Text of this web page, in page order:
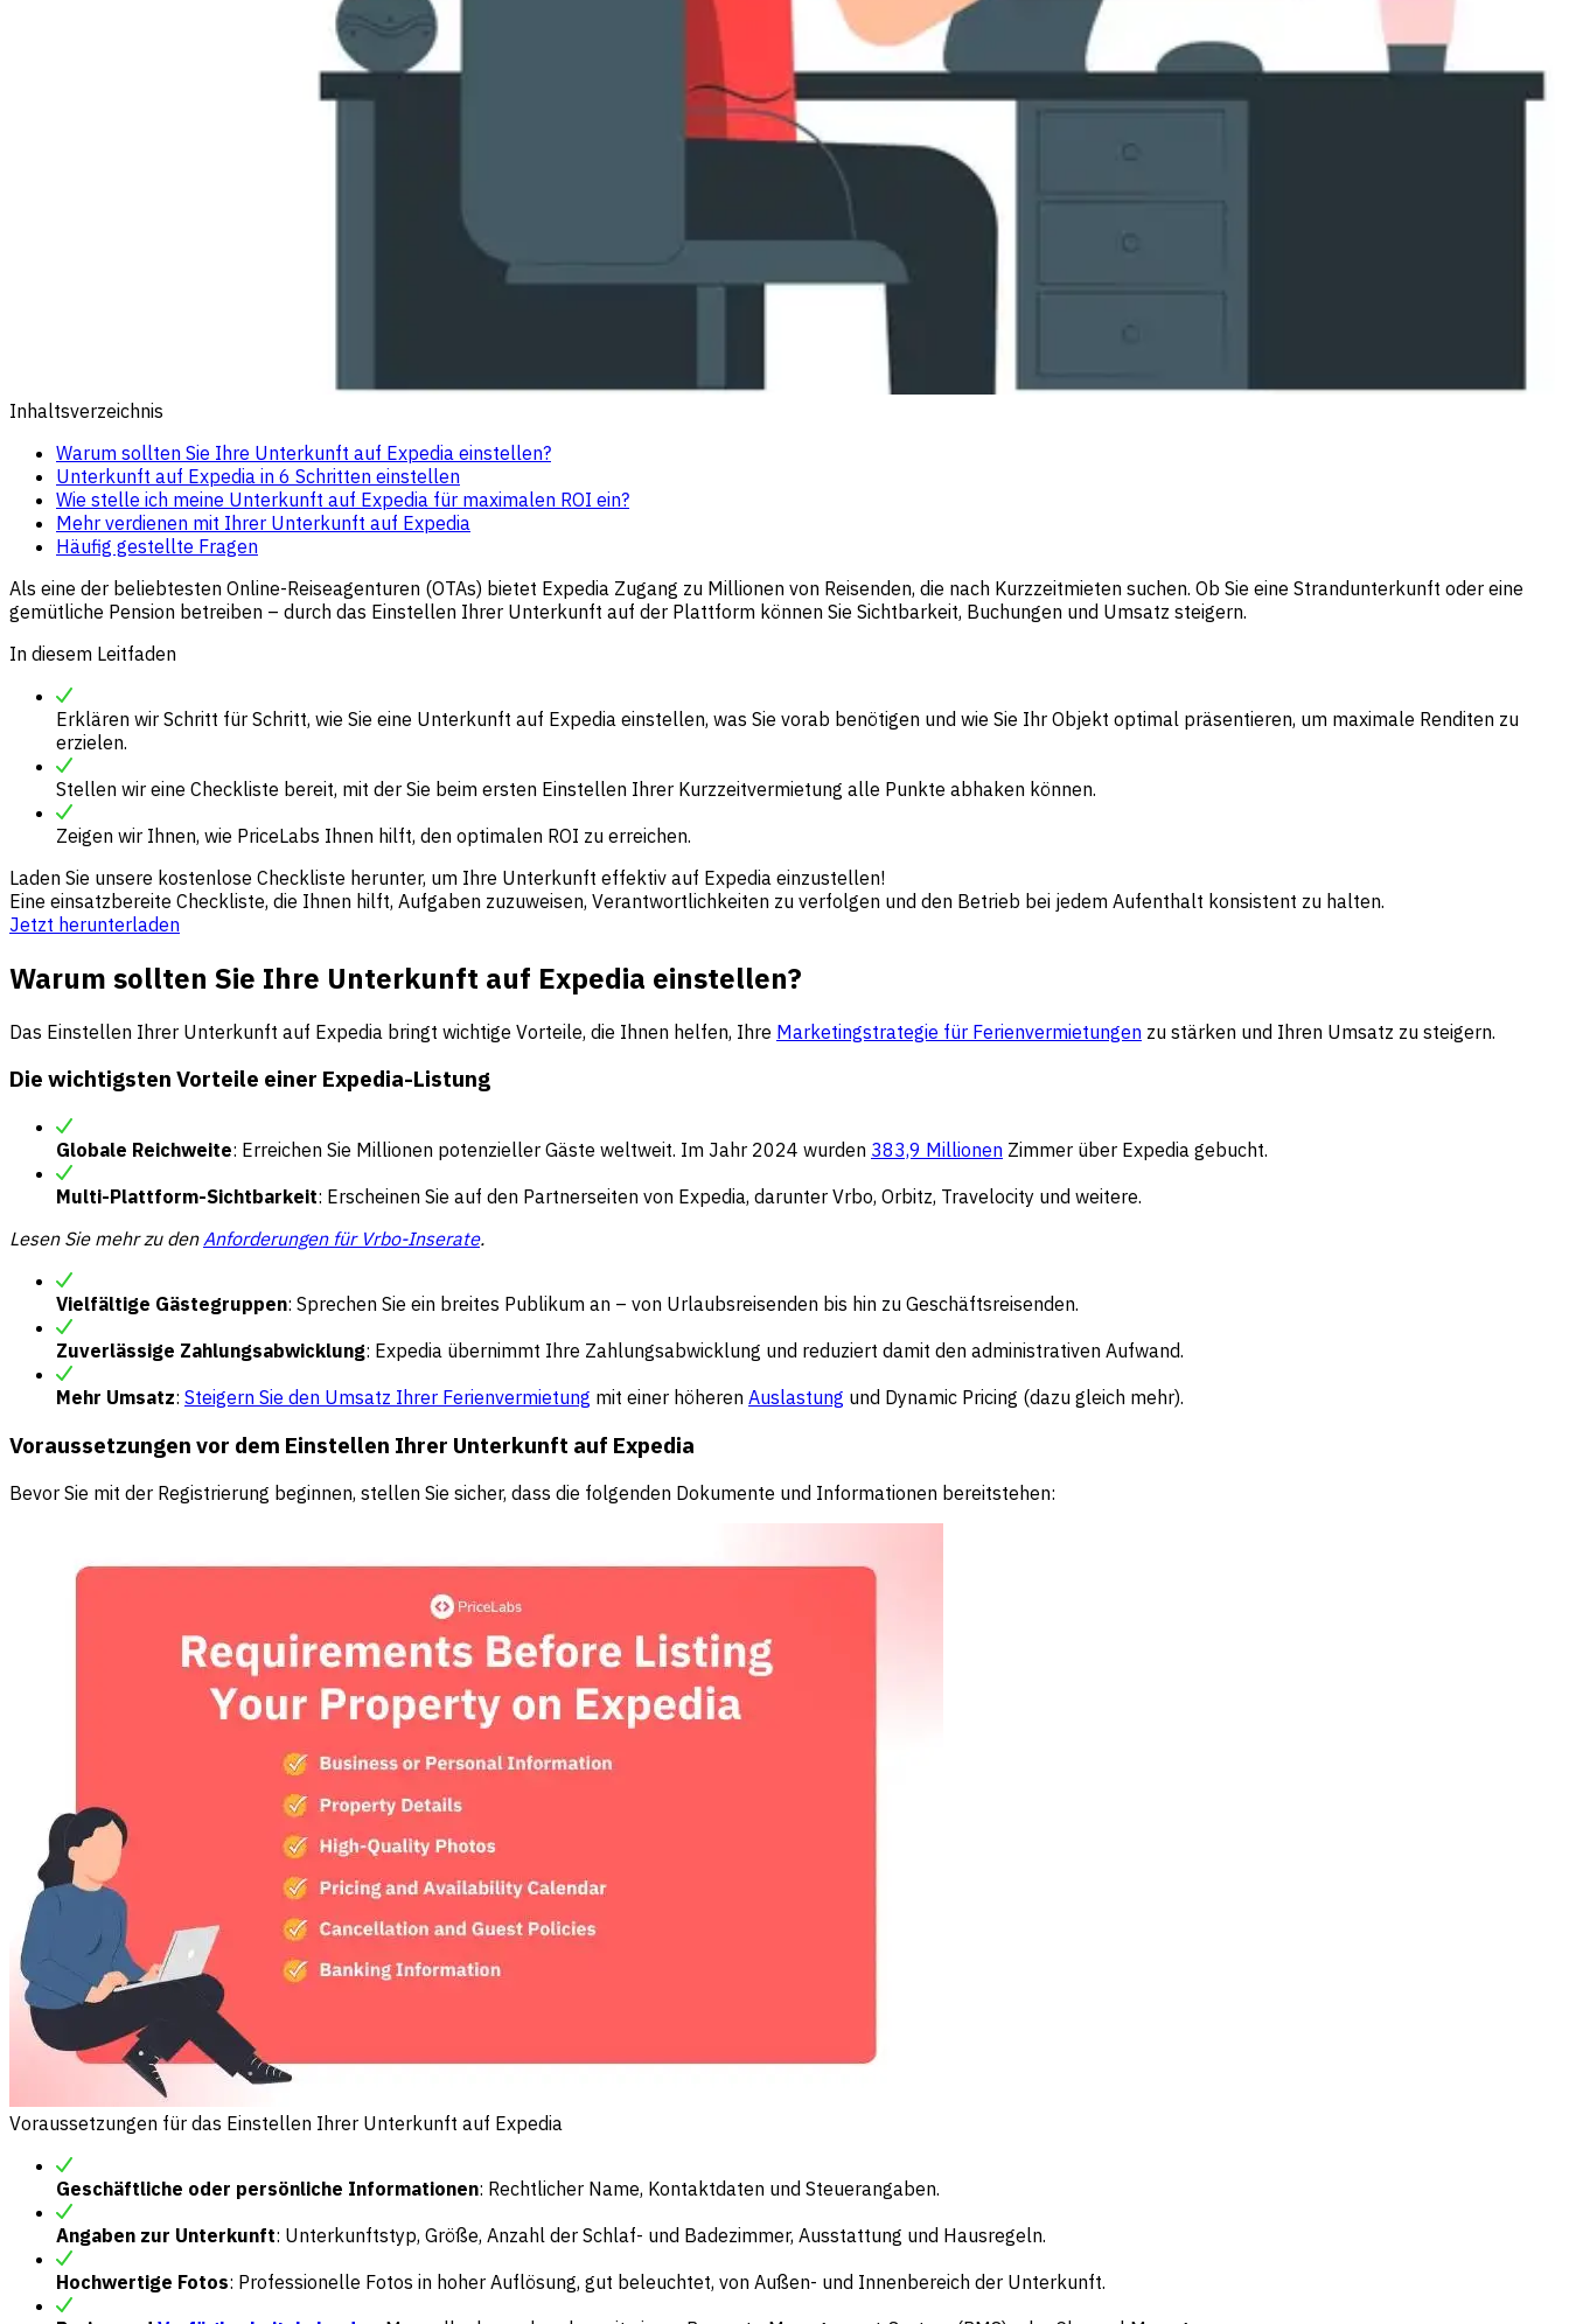
Inhaltsverzeichnis
Warum sollten Sie Ihre Unterkunft auf Expedia einstellen?
Unterkunft auf Expedia in 6 Schritten einstellen
Wie stelle ich meine Unterkunft auf Expedia für maximalen ROI ein?
Mehr verdienen mit Ihrer Unterkunft auf Expedia
Häufig gestellte Fragen
Als eine der beliebtesten Online-Reiseagenturen (OTAs) bietet Expedia Zugang zu Millionen von Reisenden, die nach Kurzzeitmieten suchen. Ob Sie eine Strandunterkunft oder eine
gemütliche Pension betreiben – durch das Einstellen Ihrer Unterkunft auf der Plattform können Sie Sichtbarkeit, Buchungen und Umsatz steigern.
In diesem Leitfaden
Erklären wir Schritt für Schritt, wie Sie eine Unterkunft auf Expedia einstellen, was Sie vorab benötigen und wie Sie Ihr Objekt optimal präsentieren, um maximale Renditen zu
erzielen.
Stellen wir eine Checkliste bereit, mit der Sie beim ersten Einstellen Ihrer Kurzzeitvermietung alle Punkte abhaken können.
Zeigen wir Ihnen, wie PriceLabs Ihnen hilft, den optimalen ROI zu erreichen.
Laden Sie unsere kostenlose Checkliste herunter, um Ihre Unterkunft effektiv auf Expedia einzustellen!
Eine einsatzbereite Checkliste, die Ihnen hilft, Aufgaben zuzuweisen, Verantwortlichkeiten zu verfolgen und den Betrieb bei jedem Aufenthalt konsistent zu halten.
Jetzt herunterladen
Warum sollten Sie Ihre Unterkunft auf Expedia einstellen?
Das Einstellen Ihrer Unterkunft auf Expedia bringt wichtige Vorteile, die Ihnen helfen, Ihre Marketingstrategie für Ferienvermietungen zu stärken und Ihren Umsatz zu steigern.
Die wichtigsten Vorteile einer Expedia-Listung
Globale Reichweite: Erreichen Sie Millionen potenzieller Gäste weltweit. Im Jahr 2024 wurden 383,9 Millionen Zimmer über Expedia gebucht.
Multi-Plattform-Sichtbarkeit: Erscheinen Sie auf den Partnerseiten von Expedia, darunter Vrbo, Orbitz, Travelocity und weitere.
Lesen Sie mehr zu denAnforderungen für Vrbo-Inserate.
Vielfältige Gästegruppen: Sprechen Sie ein breites Publikum an – von Urlaubsreisenden bis hin zu Geschäftsreisenden.
Zuverlässige Zahlungsabwicklung: Expedia übernimmt Ihre Zahlungsabwicklung und reduziert damit den administrativen Aufwand.
Mehr Umsatz: Steigern Sie den Umsatz Ihrer Ferienvermietung mit einer höheren Auslastung und Dynamic Pricing (dazu gleich mehr).
Voraussetzungen vor dem Einstellen Ihrer Unterkunft auf Expedia
Bevor Sie mit der Registrierung beginnen, stellen Sie sicher, dass die folgenden Dokumente und Informationen bereitstehen:
Voraussetzungen für das Einstellen Ihrer Unterkunft auf Expedia
Geschäftliche oder persönliche Informationen: Rechtlicher Name, Kontaktdaten und Steuerangaben.
Angaben zur Unterkunft: Unterkunftstyp, Größe, Anzahl der Schlaf- und Badezimmer, Ausstattung und Hausregeln.
Hochwertige Fotos: Professionelle Fotos in hoher Auflösung, gut beleuchtet, von Außen- und Innenbereich der Unterkunft.